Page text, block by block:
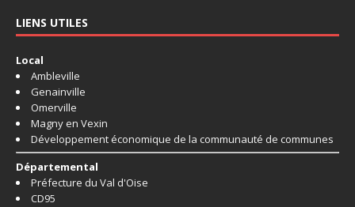
LIENS UTILES
Local
Ambleville
Genainville
Omerville
Magny en Vexin
Développement économique de la communauté de communes
Départemental
Préfecture du Val d'Oise
CD95